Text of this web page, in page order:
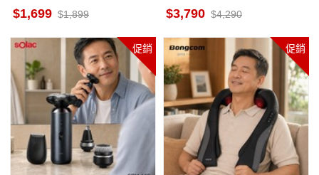
版）
1,699 1,899 3,790 4,290
促銷 促銷